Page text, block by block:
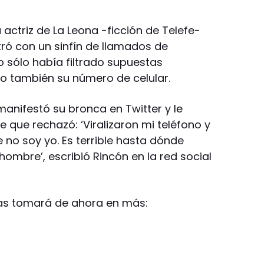
de La Leona -ficción de Telefe-
con un sinfín de llamados de
sólo había filtrado supuestas
también su número de celular.
su bronca en Twitter y le
rechazó: ‘Viralizaron mi teléfono y
soy yo. Es terrible hasta dónde
escribió Rincón en la red social
tomará de ahora en más: